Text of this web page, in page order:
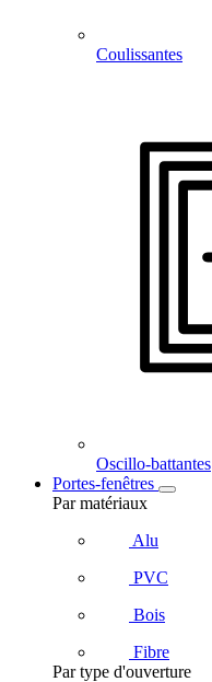
Coulissantes
Oscillo-battantes
Portes-fenêtres
Par matériaux
Alu
PVC
Bois
Fibre
Par type d'ouverture